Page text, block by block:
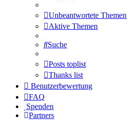
Unbeantwortete Themen
Aktive Themen
Suche
Posts toplist
Thanks list
Benutzerbewertung
FAQ
Spenden
Partners